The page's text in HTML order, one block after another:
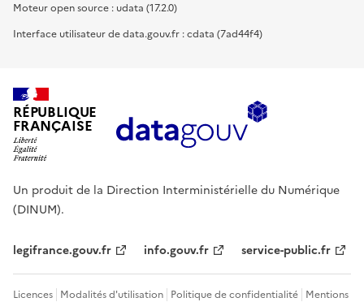
Moteur open source : udata (17.2.0)
Interface utilisateur de data.gouv.fr : cdata (7ad44f4)
RÉPUBLIQUE
FRANÇAISE
Un produit de la Direction Interministérielle du Numérique
(DINUM).
legifrance.gouv.fr info.gouv.fr service-public.fr
Licences Modalités d'utilisation Politique de confidentialité Mentions